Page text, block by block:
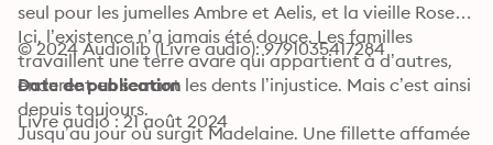
seul pour les jumelles Ambre et Aelis, et la vieille Rose.
Ici, l’existence n’a jamais été douce. Les familles
travaillent une terre avare qui appartient à d’autres,
endurent en serrant les dents l’injustice. Mais c’est ainsi
depuis toujours.
Jusqu’au jour où surgit Madelaine. Une fillette affamée
© 2024 Audiolib (Livre audio): 9791035417284
Date de publication
Livre audio : 21 août 2024